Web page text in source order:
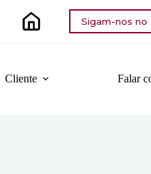
Sigam-nos no
Cliente Falar